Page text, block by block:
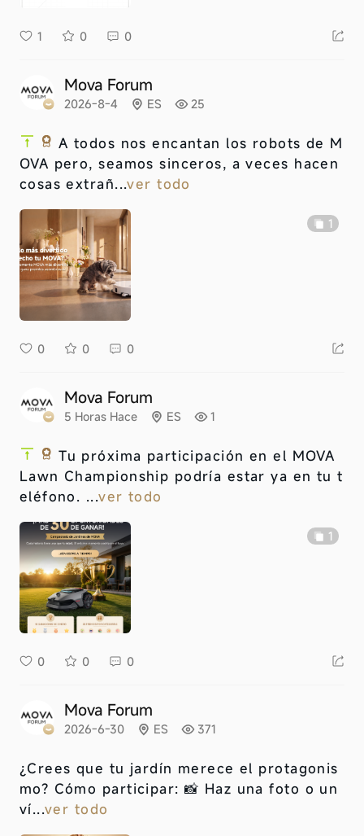
1 0 0
Mova Forum
2026-8-4 ES 25
A todos nos encantan los robots de M
OVA pero, seamos sinceros, a veces hacen
cosas extrañ...ver todo
1
0 0 0
Mova Forum
5 Horas Hace ES 1
Tu próxima participación en el MOVA
Lawn Championship podría estar ya en tu t
eléfono. ...ver todo
1
0 0 0
Mova Forum
2026-6-30 ES 371
¿Crees que tu jardín merece el protagonis
mo? Cómo participar: 📸 Haz una foto o un
ví...ver todo